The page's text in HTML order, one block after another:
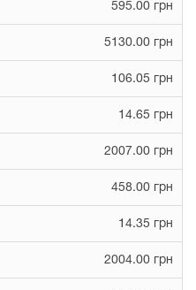
595.00 грн
5130.00 грн
106.05 грн
14.65 грн
2007.00 грн
458.00 грн
14.35 грн
2004.00 грн